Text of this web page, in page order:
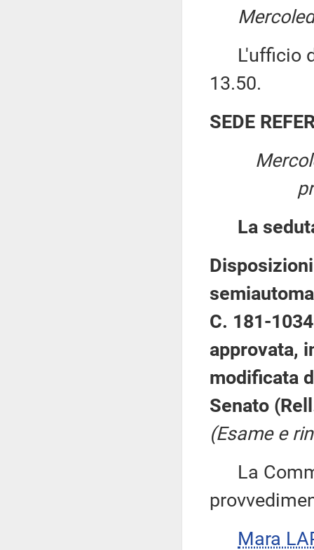
L'ufficio di
13.50.
SEDE
La
C. 181-
approvata,
modificata
Senato
(Esame e
La
Mara